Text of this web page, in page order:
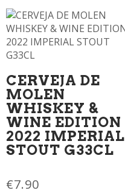
CERVEJA DE
MOLEN
WHISKEY &
WINE EDITION
2022 IMPERIAL
STOUT G33CL
€7.90